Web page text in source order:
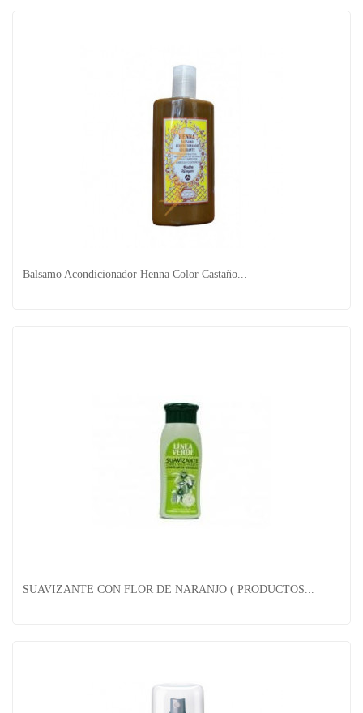
Balsamo Acondicionador Henna Color Castaño...
SUAVIZANTE CON FLOR DE NARANJO ( PRODUCTOS...